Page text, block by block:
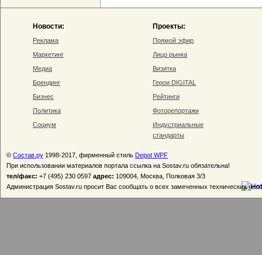
Новости:
Реклама
Маркетинг
Медиа
Брендинг
Бизнес
Политика
Социум
Проекты:
Прямой эфир
Лицо рынка
Визитка
Герои DIGITAL
Рейтинги
Фоторепортажи
Индустриальные
стандарты
© Состав.ру 1998-2017, фирменный стиль Depot WPF
При использовании материалов портала ссылка на Sostav.ru обязательна!
тел/факс: +7 (495) 230 0597 адрес: 109004, Москва, Полковая 3/3
Администрация Sostav.ru просит Вас сообщать о всех замеченных технических